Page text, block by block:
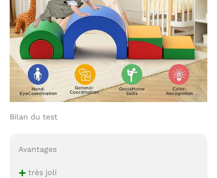
Bilan du test
Avantages
+très joli